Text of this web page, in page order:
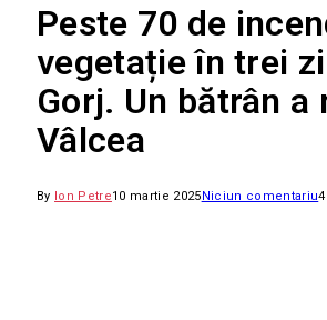
Peste 70 de
vegetație în trei
Gorj. Un bătrân a
Vâlcea
By Ion Petre10 martie 2025Niciun comentariu